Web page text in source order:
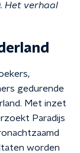
Het verhaal
gedurende
Met inzet
Paradijs
worden